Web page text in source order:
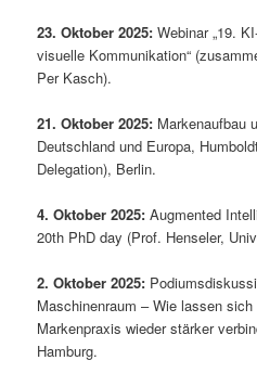
23. Oktober 2025: Webinar „19.
visuelle Kommunikation“
Per Kasch).
21. Oktober 2025: Markenaufbau
Deutschland und Europa,
Delegation), Berlin.
4. Oktober 2025: Augmented
20th PhD day (Prof. Henseler,
2. Oktober 2025:
Maschinenraum – Wie lassen
Markenpraxis wieder stärker
Hamburg.